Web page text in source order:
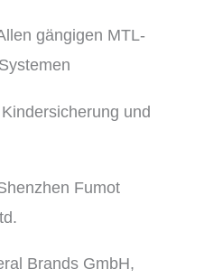
gängigen MTL-
und
Fumot
Brands GmbH,